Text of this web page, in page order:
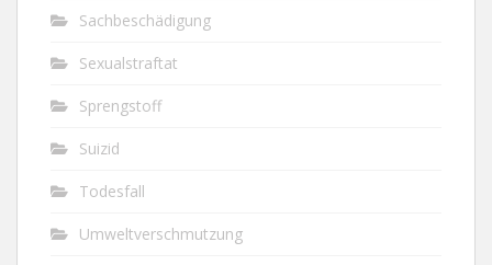
Sachbeschädigung
Sexualstraftat
Sprengstoff
Suizid
Todesfall
Umweltverschmutzung